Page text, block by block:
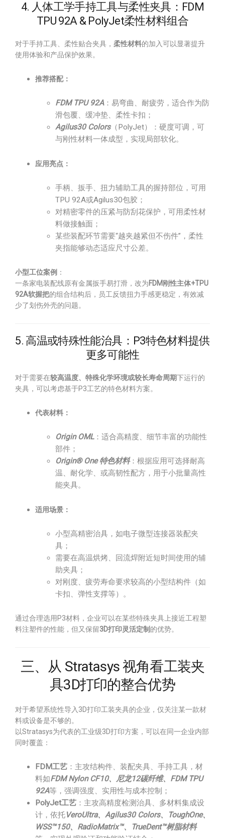
4. 人体工学手持工具与柔性夹具：FDM
TPU 92A & PolyJet柔性材料组合
对于手持工具、柔性贴合夹具， 柔性材料的加入可以显著提升
使用体验和产品保护效果。
推荐搭配：
FDM TPU 92A：易弯曲、耐疲劳，适合作为防
滑包覆、缓冲垫、柔性卡扣；
Agilus30 Colors（PolyJet）：硬度可调，可
与刚性材料一体成型，实现局部软化。
应用亮点：
手柄、扳手、扭力辅助工具的握持部位，可用
TPU 92A或Agilus30包胶；
对精密零件的压紧与防刮花保护，可用柔性材
料做接触面；
某些装配环节需要“越夹越紧但不伤件”，柔性
夹指能够动态适应尺寸公差。
小型工位案例 ：
一条家电装配线原有金属扳手易打滑，改为FDM刚性主体+TPU
92A软握把的组合结构后，员工反馈扭力手感更稳定，有效减
少了划伤外壳的问题。
5. 高温或特殊性能治具：P3特色材料提供
更多可能性
对于需要在较高温度、特殊化学环境或较长寿命周期下运行的
夹具，可以考虑基于P3工艺的特色材料方案。
代表材料：
Origin OML：适合高精度、细节丰富的功能性
部件；
Origin® One 特色材料：根据应用可选择耐高
温、耐化学、或高韧性配方，用于小批量高性
能夹具。
适用场景：
小型高精密治具，如电子微型连接器装配夹
具；
需要在高温烘烤、回流焊附近短时间使用的辅
助夹具；
对刚度、疲劳寿命要求较高的小型结构件（如
卡扣、弹性支撑等）。
通过合理选用P3材料，企业可以在某些特殊夹具上接近工程塑
料注塑件的性能，但又保留3D打印灵活定制 的优势。
三、从 Stratasys 视角看工装夹
具3D打印的整合优势
对于希望系统性导入3D打印工装夹具的企业，仅关注某一款材
料或设备是不够的。
以Stratasys为代表的工业级3D打印方案，可以在同一企业内部
同时覆盖：
FDM工艺 ：主攻结构件、装配夹具、手持工具，材
料如FDM Nylon CF10、尼龙12碳纤维、FDM TPU
92A等，强调强度、实用性与成本控制；
PolyJet工艺 ：主攻高精度检测治具、多材料集成设
计，依托VeroUltra、Agilus30 Colors、ToughOne、
WSS™150、RadioMatrix™、TrueDent™树脂材料